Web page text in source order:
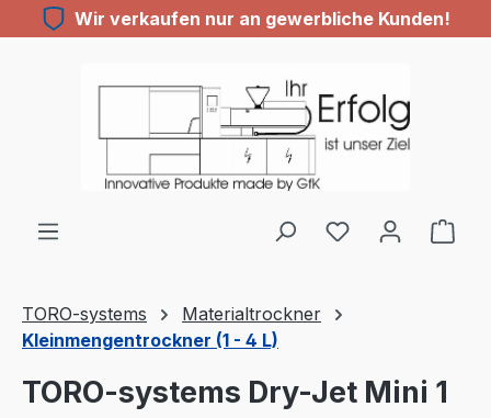
Zum Hauptinhalt springen
Wir verkaufen nur an gewerbliche Kunden!
TORO-systems
Materialtrockner
Kleinmengentrockner (1 - 4 L)
TORO-systems Dry-Jet Mini 1